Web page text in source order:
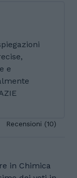
e
Recensioni (10)
in Chimica